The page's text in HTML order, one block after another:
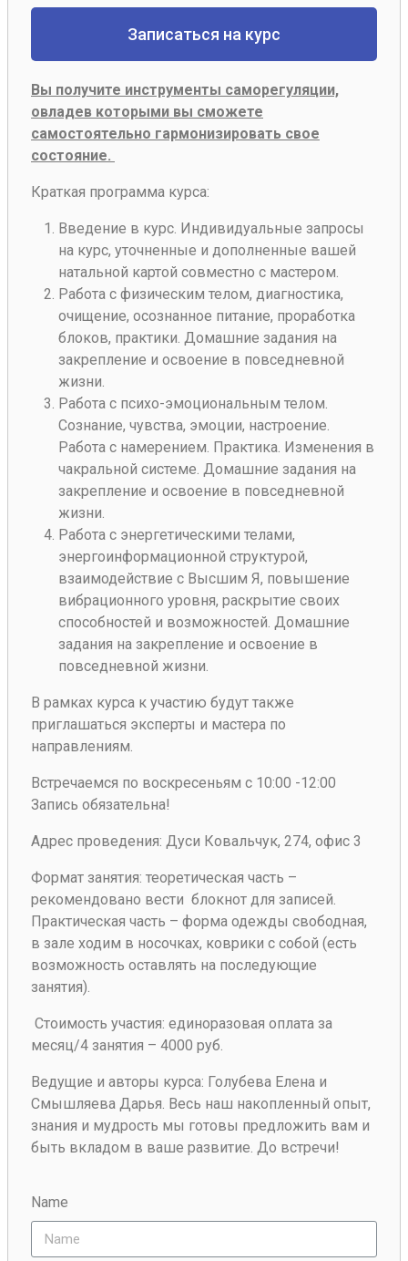
Записаться на курс
Вы получите инструменты саморегуляции,
овладев которыми вы сможете
самостоятельно гармонизировать свое
состояние.
Краткая программа курса:
Введение в курс. Индивидуальные запросы
на курс, уточненные и дополненные вашей
натальной картой совместно с мастером.
Работа с физическим телом, диагностика,
очищение, осознанное питание, проработка
блоков, практики. Домашние задания на
закрепление и освоение в повседневной
жизни.
Работа с психо-эмоциональным телом.
Сознание, чувства, эмоции, настроение.
Работа с намерением. Практика. Изменения в
чакральной системе. Домашние задания на
закрепление и освоение в повседневной
жизни.
Работа с энергетическими телами,
энергоинформационной структурой,
взаимодействие с Высшим Я, повышение
вибрационного уровня, раскрытие своих
способностей и возможностей. Домашние
задания на закрепление и освоение в
повседневной жизни.
В рамках курса к участию будут также
приглашаться эксперты и мастера по
направлениям.
Встречаемся по воскресеньям с 10:00 -12:00
Запись обязательна!
Адрес проведения: Дуси Ковальчук, 274, офис 3
Формат занятия: теоретическая часть –
рекомендовано вести блокнот для записей.
Практическая часть – форма одежды свободная,
в зале ходим в носочках, коврики с собой (есть
возможность оставлять на последующие
занятия).
Стоимость участия: единоразовая оплата за
месяц/4 занятия – 4000 руб.
Ведущие и авторы курса: Голубева Елена и
Смышляева Дарья. Весь наш накопленный опыт,
знания и мудрость мы готовы предложить вам и
быть вкладом в ваше развитие. До встречи!
Name